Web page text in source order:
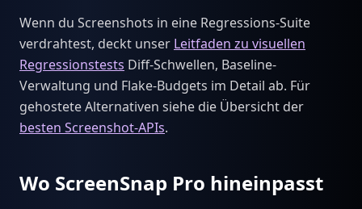
Wenn du Screenshots in eine Regressions-Suite
verdrahtest, deckt unser Leitfaden zu visuellen
Regressionstests Diff-Schwellen, Baseline-
Verwaltung und Flake-Budgets im Detail ab. Für
gehostete Alternativen siehe die Übersicht der
besten Screenshot-APIs.
Wo ScreenSnap Pro hineinpasst